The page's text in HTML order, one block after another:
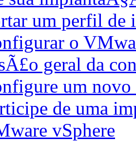
um perfil de
o
geral da
um
de uma
vSphere